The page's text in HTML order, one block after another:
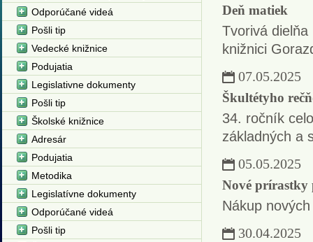
Deň matiek
Tvorivá
knižnici
07.05.2025
Škultétyho
34. ročník
základných a
05.05.2025
Nové prírastky
Nákup
30.04.2025
Odporúčané videá
Pošli tip
Vedecké knižnice
Podujatia
Legislativne dokumenty
Pošli tip
Školské knižnice
Adresár
Podujatia
Metodika
Legislatívne dokumenty
Odporúčané videá
Pošli tip